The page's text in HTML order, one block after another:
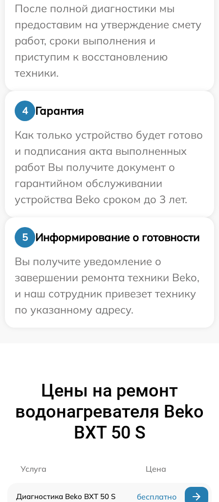
После полной диагностики мы
предоставим на утверждение смету
работ, сроки выполнения и
приступим к восстановлению
техники.
4
Гарантия
Как только устройство будет готово
и подписания акта выполненных
работ Вы получите документ о
гарантийном обслуживании
устройства Beko сроком до 3 лет.
5
Информирование о готовности
Вы получите уведомление о
завершении ремонта техники Beko,
и наш сотрудник привезет технику
по указанному адресу.
Цены на ремонт
водонагревателя Beko
BXT 50 S
Услуга Цена
Диагностика Beko BXT 50 S бесплатно